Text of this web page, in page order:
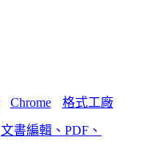
Chrome 格式工廠
文書編輯、PDF、